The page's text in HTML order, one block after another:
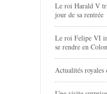
Le roi Harald V
jour de sa rentrée
Le roi Felipe VI
se rendre en
Actualités royales